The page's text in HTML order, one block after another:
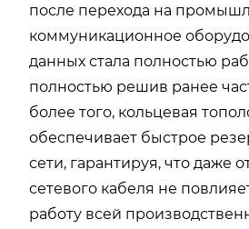
после перехода на
коммуникационное
данных стала полностью
полностью решив ранее
более того, кольцевая
обеспечивает быстрое
сети, гарантируя, что даже
сетевого кабеля не
работу всей